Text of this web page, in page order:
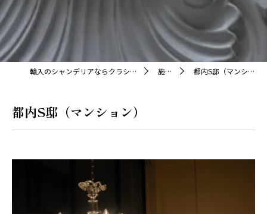
輸入のシャンデリアならクラシカ株式会社 施工例 都内S邸（マンション）
都内S邸（マンション）